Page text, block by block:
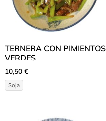
TERNERA CON PIMIENTOS
VERDES
10,50 €
Soja